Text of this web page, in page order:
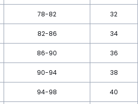
78-82 32
82-86 34
86-90 36
90-94 38
94-98 40